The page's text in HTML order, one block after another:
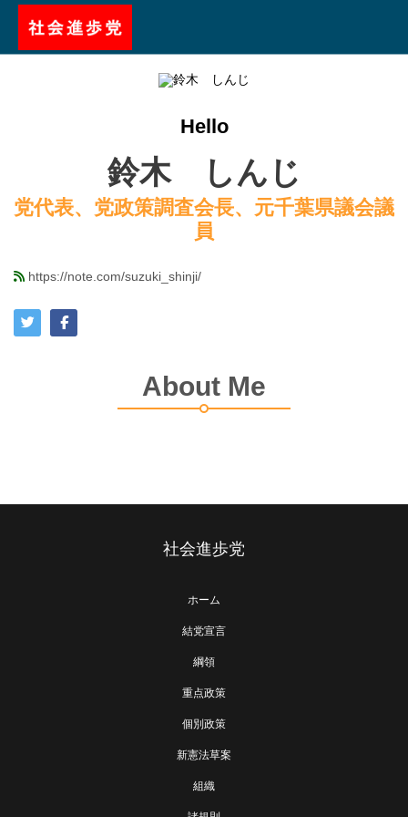
Hello
鈴木 しんじ
党代表、党政策調査会長、元千葉県議会議
員
https://note.com/suzuki_shinji/
About Me
社会進歩党
ホーム
結党宣言
綱領
重点政策
個別政策
新憲法草案
組織